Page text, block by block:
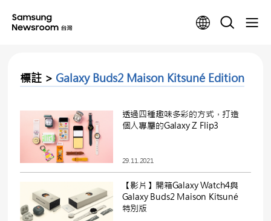
標註 > Galaxy Buds2 Maison Kitsuné Edition
透過四種趣味多彩的方式，打造
個人專屬的Galaxy Z Flip3
29.11.2021
【影片】開箱Galaxy Watch4與
Galaxy Buds2 Maison Kitsuné
特別版